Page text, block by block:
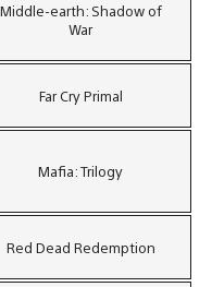
Middle-earth: Shadow of
War
Far Cry Primal
Mafia: Trilogy
Red Dead Redemption